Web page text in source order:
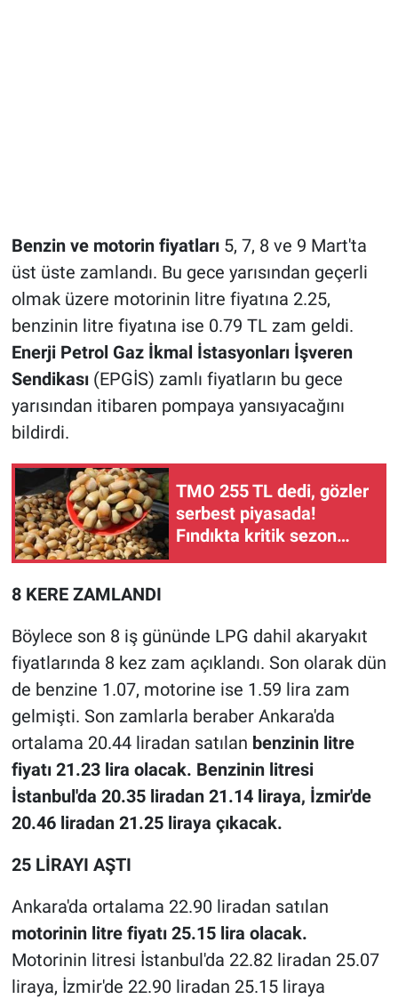
Benzin ve motorin fiyatları5, 7, 8 ve 9 Mart'ta
üst üste zamlandı. Bu gece yarısından geçerli
olmak üzere motorinin litre fiyatına 2.25,
benzinin litre fiyatına ise 0.79 TL zam geldi.
Enerji Petrol Gaz İkmal İstasyonları İşveren
Sendikası(EPGİS) zamlı fiyatların bu gece
yarısından itibaren pompaya yansıyacağını
bildirdi.
TMO 255 TL dedi, gözler
serbest piyasada!
Fındıkta kritik sezon
başlıyor
8 KERE ZAMLANDI
Böylece son 8 iş gününde LPG dahil akaryakıt
fiyatlarında 8 kez zam açıklandı. Son olarak dün
de benzine 1.07, motorine ise 1.59 lira zam
gelmişti. Son zamlarla beraber Ankara'da
ortalama 20.44 liradan satılan benzinin litre
fiyatı 21.23 lira olacak. Benzinin litresi
İstanbul'da 20.35 liradan 21.14 liraya, İzmir'de
20.46 liradan 21.25 liraya çıkacak.
25 LİRAYI AŞTI
Ankara'da ortalama 22.90 liradan satılan
motorinin litre fiyatı 25.15 lira olacak.
Motorinin litresi İstanbul'da 22.82 liradan 25.07
liraya, İzmir'de 22.90 liradan 25.15 liraya